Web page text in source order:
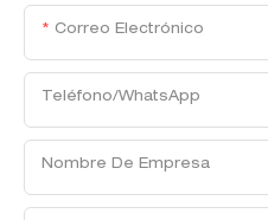
Correo Electrónico
Teléfono/WhatsApp
Nombre De Empresa